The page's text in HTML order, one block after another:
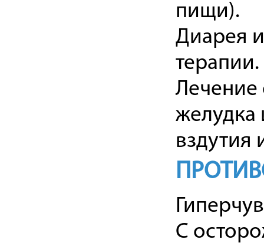
пищи).
Диарея
терапии.
Лечение
желудка
вздутия
С